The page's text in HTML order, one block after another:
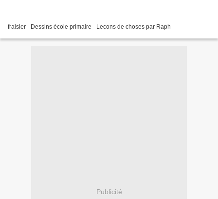
fraisier - Dessins école primaire - Lecons de choses par Raph
Publicité